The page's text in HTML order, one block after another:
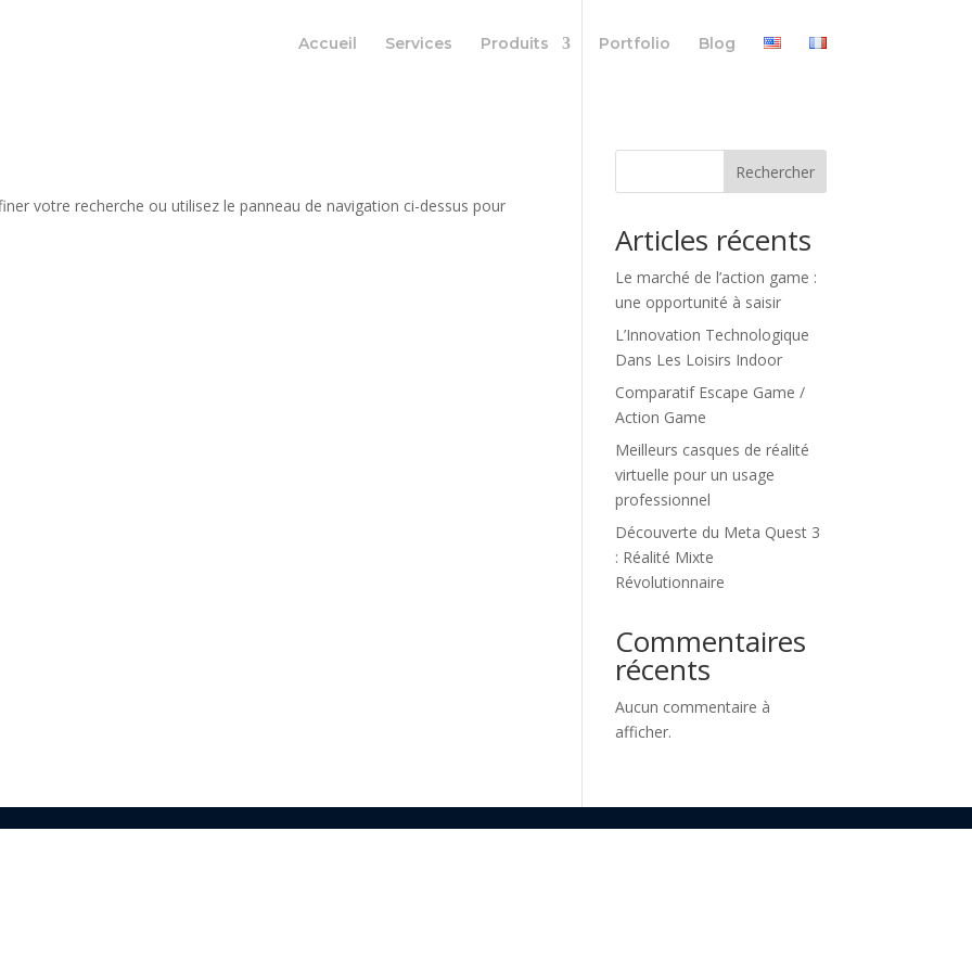
Accueil Services Produits Portfolio Blog
votre recherche ou utilisez le panneau de navigation ci-dessus pour
Rechercher
Articles récents
Le marché de l’action game :
une opportunité à saisir
L’Innovation Technologique
Dans Les Loisirs Indoor
Comparatif Escape Game /
Action Game
Meilleurs casques de réalité
virtuelle pour un usage
professionnel
Découverte du Meta Quest 3
: Réalité Mixte
Révolutionnaire
Commentaires
récents
Aucun commentaire à
afficher.